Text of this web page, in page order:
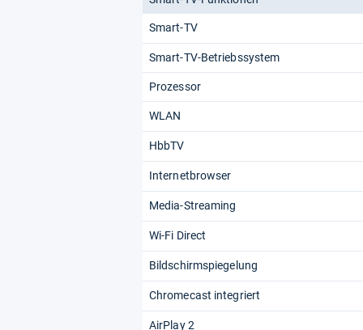
Smart-TV
Smart-TV-Betriebssystem
Prozessor
WLAN
HbbTV
Internetbrowser
Media-Streaming
Wi-Fi Direct
Bildschirmspiegelung
Chromecast integriert
AirPlay 2